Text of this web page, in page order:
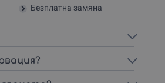
Безплатна замяна